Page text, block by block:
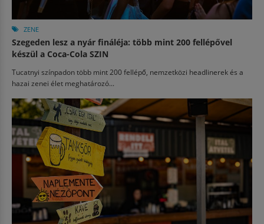
ZENE
Szegeden lesz a nyár fináléja: több mint 200 fellépővel
készül a Coca-Cola SZIN
Tucatnyi színpadon több mint 200 fellépő, nemzetközi headlinerek és a
hazai zenei élet meghatározó...